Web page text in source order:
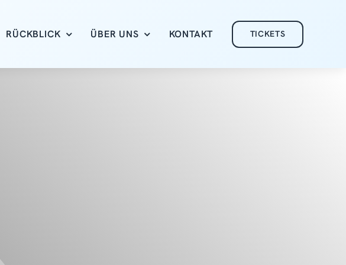
RÜCKBLICK ÜBER UNS KONTAKT TICKETS